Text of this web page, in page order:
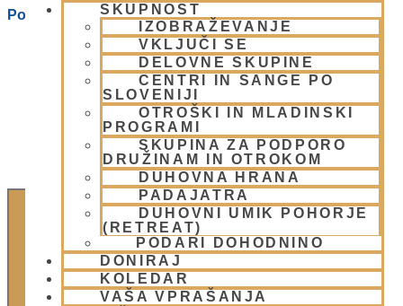
SKUPNOST
IZOBRAŽEVANJE
VKLJUČI SE
DELOVNE SKUPINE
CENTRI IN SANGE PO
SLOVENIJI
OTROŠKI IN MLADINSKI
PROGRAMI
SKUPINA ZA PODPORO
DRUŽINAM IN OTROKOM
DUHOVNA HRANA
PADAJATRA
DUHOVNI UMIK POHORJE
(RETREAT)
PODARI DOHODNINO
DONIRAJ
KOLEDAR
VAŠA VPRAŠANJA
Poglej Prizorišče spletno stran